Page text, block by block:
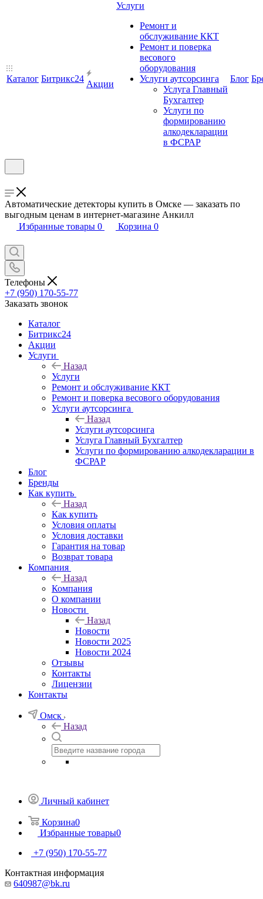
Каталог Битрикс24
Акции
Услуги
Ремонт и
обслуживание ККТ
Ремонт и поверка
весового
оборудования
Услуги аутсорсинга
Услуга Главный
Бухгалтер
Услуги по
формированию
алкодекларации
в ФСРАР
Блог
Автоматические детекторы купить в Омске — заказать по
выгодным ценам в интернет-магазине Анкилл
Избранные товары 0 Корзина 0
Телефоны
+7 (950) 170-55-77
Заказать звонок
Каталог
Битрикс24
Акции
Услуги
Назад
Услуги
Ремонт и обслуживание ККТ
Ремонт и поверка весового оборудования
Услуги аутсорсинга
Назад
Услуги аутсорсинга
Услуга Главный Бухгалтер
Услуги по формированию алкодекларации в
ФСРАР
Блог
Бренды
Как купить
Назад
Как купить
Условия оплаты
Условия доставки
Гарантия на товар
Возврат товара
Компания
Назад
Компания
О компании
Новости
Назад
Новости
Новости 2025
Новости 2024
Отзывы
Контакты
Лицензии
Контакты
Омск
Назад
Личный кабинет
Корзина0
Избранные товары0
+7 (950) 170-55-77
Контактная информация
640987@bk.ru